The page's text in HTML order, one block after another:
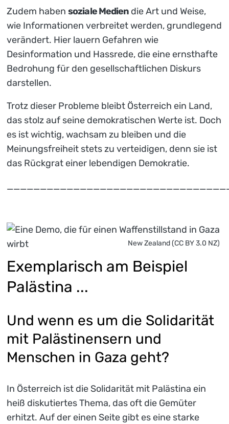
Zudem haben soziale Medien die Art und Weise,
wie Informationen verbreitet werden, grundlegend
verändert. Hier lauern Gefahren wie
Desinformation und Hassrede, die eine ernsthafte
Bedrohung für den gesellschaftlichen Diskurs
darstellen.
Trotz dieser Probleme bleibt Österreich ein Land,
das stolz auf seine demokratischen Werte ist. Doch
es ist wichtig, wachsam zu bleiben und die
Meinungsfreiheit stets zu verteidigen, denn sie ist
das Rückgrat einer lebendigen Demokratie.
New Zealand (CC BY 3.0 NZ)
Exemplarisch am Beispiel
Palästina ...
Und wenn es um die Solidarität
mit Palästinensern und
Menschen in Gaza geht?
In Österreich ist die Solidarität mit Palästina ein
heiß diskutiertes Thema, das oft die Gemüter
erhitzt. Auf der einen Seite gibt es eine starke